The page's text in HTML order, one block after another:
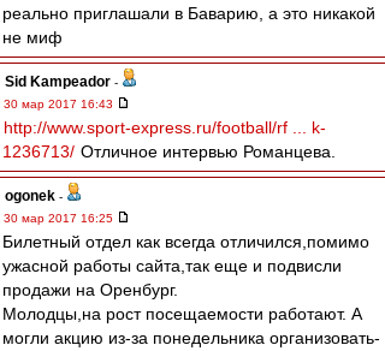
реально приглашали в Баварию, а это никакой
не миф
Sid Kampeador -
30 мар 2017 16:43
http://www.sport-express.ru/football/rf ... k-
1236713/ Отличное интервью Романцева.
ogonek -
30 мар 2017 16:25
Билетный отдел как всегда отличился,помимо
ужасной работы сайта,так еще и подвисли
продажи на Оренбург.
Молодцы,на рост посещаемости работают. А
могли акцию из-за понедельника организовать-